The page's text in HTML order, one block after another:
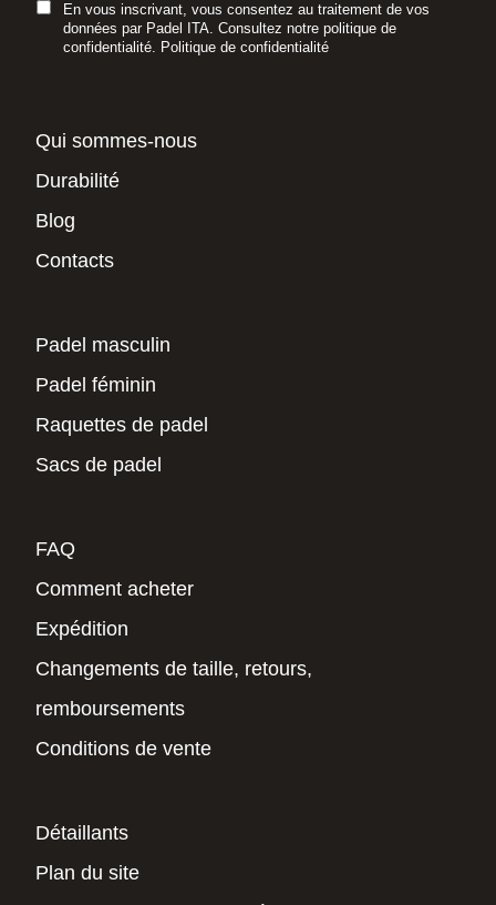
En vous inscrivant, vous consentez au traitement de vos
données par Padel ITA. Consultez notre politique de
confidentialité. Politique de confidentialité
Qui sommes-nous
Durabilité
Blog
Contacts
Padel masculin
Padel féminin
Raquettes de padel
Sacs de padel
FAQ
Comment acheter
Expédition
Changements de taille, retours,
remboursements
Conditions de vente
Détaillants
Plan du site